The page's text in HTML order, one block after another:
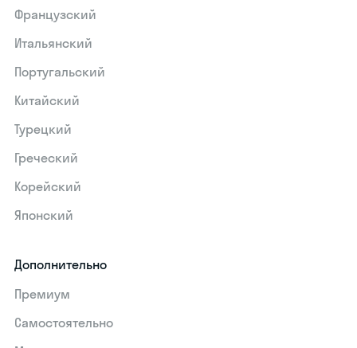
Французский
Итальянский
Португальский
Китайский
Турецкий
Греческий
Корейский
Японский
Дополнительно
Премиум
Самостоятельно